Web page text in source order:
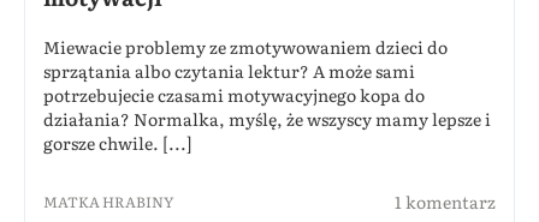
Miewacie problemy ze zmotywowaniem dzieci do
sprzątania albo czytania lektur? A może sami
potrzebujecie czasami motywacyjnego kopa do
działania? Normalka, myślę, że wszyscy mamy lepsze i
gorsze chwile. [...]
MATKA HRABINY 1 komentarz